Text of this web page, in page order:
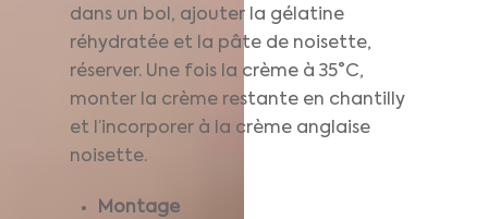
dans un bol, ajouter la gélatine
réhydratée et la pâte de noisette,
réserver. Une fois la crème à 35°C,
monter la crème restante en chantilly
et l’incorporer à la crème anglaise
noisette.
Montage